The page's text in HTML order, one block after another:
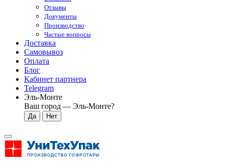
Отзывы
Документы
Производство
Частые вопросы
Доставка
Самовывоз
Оплата
Блог
Кабинет партнера
Telegram
Эль-Монте
Ваш город — Эль-Монте?